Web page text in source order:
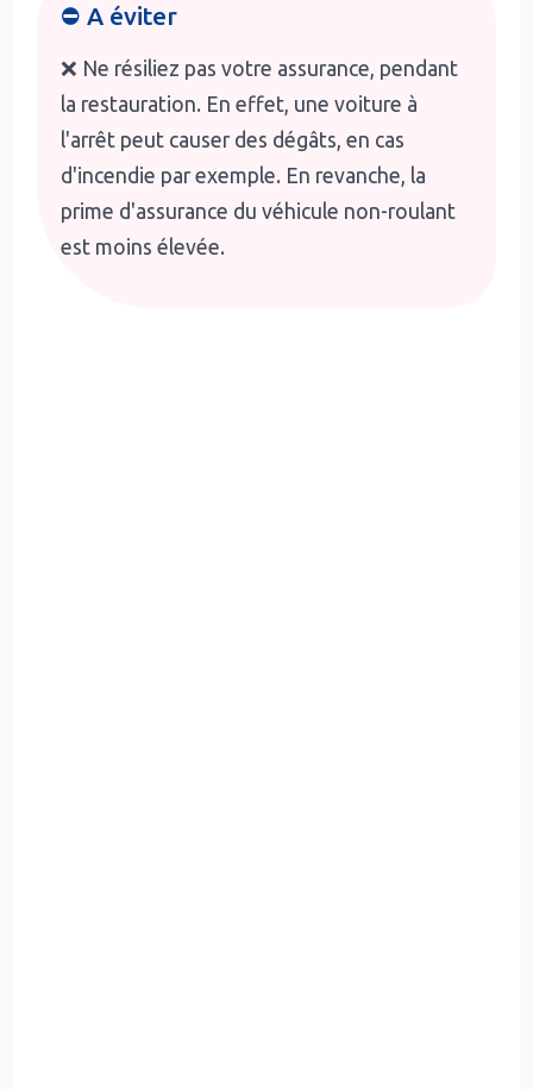
⛔ A éviter
❌ Ne résiliez pas votre assurance, pendant
la restauration. En effet, une voiture à
l'arrêt peut causer des dégâts, en cas
d'incendie par exemple. En revanche, la
prime d'assurance du véhicule non-roulant
est moins élevée.